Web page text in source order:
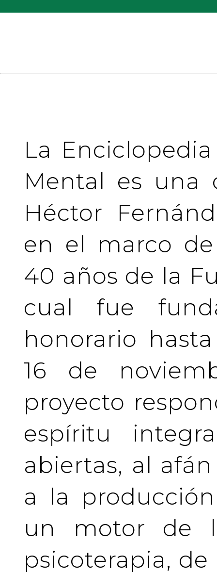
La
Mental es una
Héctor
en el marco
40 años de la
cual fue
honorario
16 de
proyecto
espíritu
abiertas, al
a la
un motor de
psicoterapia,